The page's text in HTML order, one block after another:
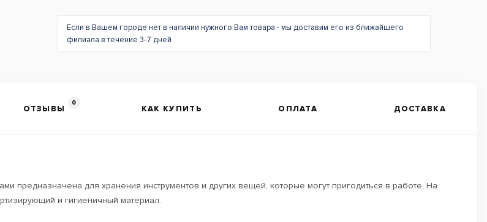
Если в Вашем городе нет в наличии нужного Вам товара - мы доставим его из ближайшего
филиала в течение 3-7 дней
ОТЗЫВЫ
0
КАК КУПИТЬ ОПЛАТА ДОСТАВКА
предназначена для хранения инструментов и других вещей, которые могут пригодиться в работе. На
и гигиеничный материал.